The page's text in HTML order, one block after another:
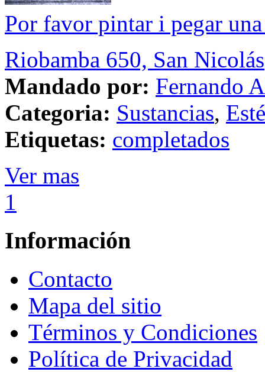
Por favor pintar i pegar
Riobamba 650, San Nicolás
Mandado por: Fernando
Categoria: Sustancias,
Etiquetas: completados
Ver mas
1
Información
Contacto
Mapa del sitio
Términos y Condiciones
Política de Privacidad